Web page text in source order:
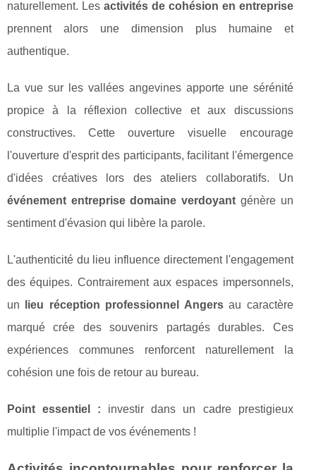
naturellement. Les activités de cohésion en entreprise
prennent alors une dimension plus humaine et
authentique.
La vue sur les vallées angevines apporte une sérénité
propice à la réflexion collective et aux discussions
constructives. Cette ouverture visuelle encourage
l'ouverture d'esprit des participants, facilitant l'émergence
d'idées créatives lors des ateliers collaboratifs. Un
événement entreprise domaine verdoyant génère un
sentiment d'évasion qui libère la parole.
L'authenticité du lieu influence directement l'engagement
des équipes. Contrairement aux espaces impersonnels,
un
lieu réception professionnel Angersau caractère
marqué crée des souvenirs partagés durables. Ces
expériences communes renforcent naturellement la
cohésion une fois de retour au bureau.
Point essentiel : investir dans un cadre prestigieux
multiplie l'impact de vos événements !